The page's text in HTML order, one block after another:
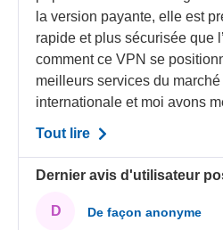
la version payante, elle est
rapide et plus sécurisée que
comment ce VPN se
meilleurs services du
internationale et moi avons
Tout lire
Dernier avis d'utilisateur
D De façon anonyme